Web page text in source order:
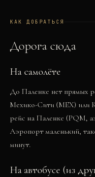
КАК ДОБРАТЬСЯ
Дорога сюда
На самолёте
До Паленке нет прямых
Мехико-Сити (MEX) или
рейс на Паленке (PQM,
Аэропорт маленький,
минут.
На автобусе (из